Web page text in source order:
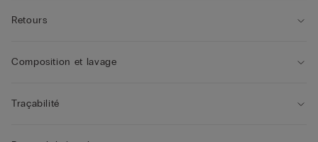
Retours
Composition et lavage
Traçabilité